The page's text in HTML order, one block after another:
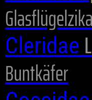
Cleridae
Buntkäfer